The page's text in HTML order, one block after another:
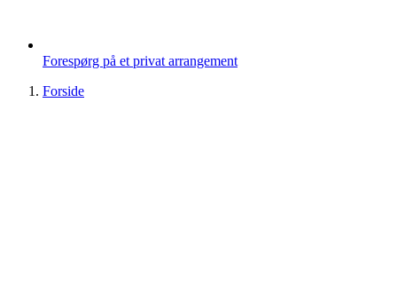
Forespørg på et privat arrangement
Forside